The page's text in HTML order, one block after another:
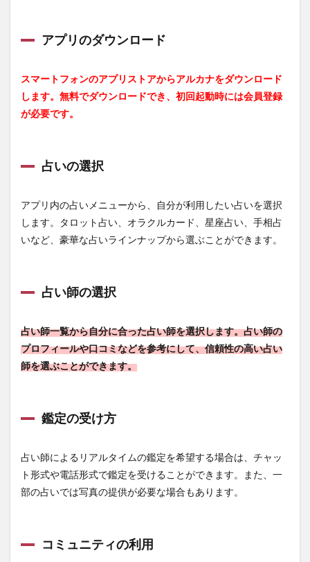
アプリのダウンロード
スマートフォンのアプリストアからアルカナをダウンロード
します。無料でダウンロードでき、初回起動時には会員登録
が必要です。
占いの選択
アプリ内の占いメニューから、自分が利用したい占いを選択
します。タロット占い、オラクルカード、星座占い、手相占
いなど、豪華な占いラインナップから選ぶことができます。
占い師の選択
占い師一覧から自分に合った占い師を選択します。占い師の
プロフィールや口コミなどを参考にして、信頼性の高い占い
師を選ぶことができます。
鑑定の受け方
占い師によるリアルタイムの鑑定を希望する場合は、チャッ
ト形式や電話形式で鑑定を受けることができます。また、一
部の占いでは写真の提供が必要な場合もあります。
コミュニティの利用